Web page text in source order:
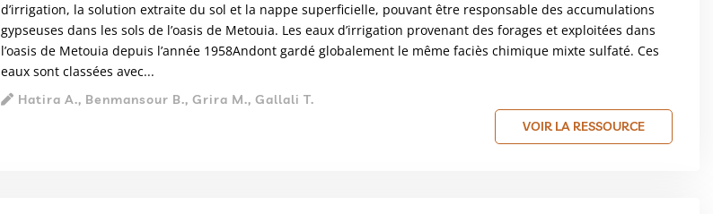
d’irrigation, la solution extraite du sol et la nappe superficielle, pouvant être responsable des accumulations
gypseuses dans les sols de l’oasis de Metouia. Les eaux d’irrigation provenant des forages et exploitées dans
l’oasis de Metouia depuis l’année 1958Andont gardé globalement le même faciès chimique mixte sulfaté. Ces
eaux sont classées avec...
Hatira A., Benmansour B., Grira M., Gallali T.
VOIR LA RESSOURCE